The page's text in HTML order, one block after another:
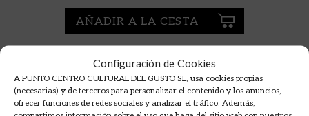
Configuración de Cookies
A PUNTO CENTRO CULTURAL DEL GUSTO SL, usa cookies propias
(necesarias) y de terceros para personalizar el contenido y los anuncios,
ofrecer funciones de redes sociales y analizar el tráfico. Además,
AÑADIR A LA CESTA